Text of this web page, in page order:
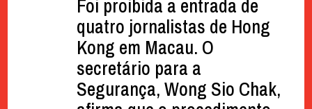
Foi proibida a entrada de
quatro jornalistas de Hong
Kong em Macau. O
secretário para a
Segurança, Wong Sio Chak,